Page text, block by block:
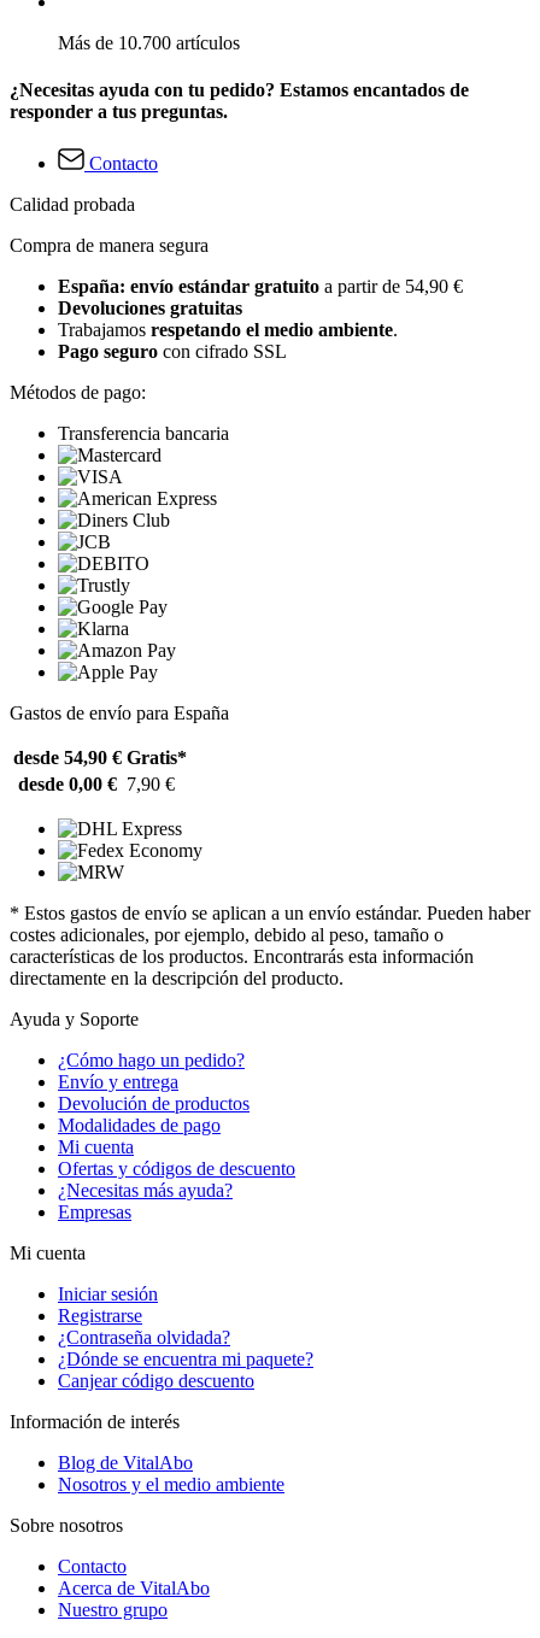
Más de 10.700 artículos
¿Necesitas ayuda con tu pedido? Estamos encantados de
responder a tus preguntas.
Contacto
Calidad probada
Compra de manera segura
España: envío estándar gratuito a partir de 54,90 €
Devoluciones gratuitas
Trabajamos respetando el medio ambiente.
Pago seguro con cifrado SSL
Métodos de pago:
Transferencia bancaria
Gastos de envío para España
desde 54,90 € Gratis*
desde 0,00 € 7,90 €
* Estos gastos de envío se aplican a un envío estándar. Pueden haber
costes adicionales, por ejemplo, debido al peso, tamaño o
características de los productos. Encontrarás esta información
directamente en la descripción del producto.
Ayuda y Soporte
¿Cómo hago un pedido?
Envío y entrega
Devolución de productos
Modalidades de pago
Mi cuenta
Ofertas y códigos de descuento
¿Necesitas más ayuda?
Empresas
Mi cuenta
Iniciar sesión
Registrarse
¿Contraseña olvidada?
¿Dónde se encuentra mi paquete?
Canjear código descuento
Información de interés
Blog de VitalAbo
Nosotros y el medio ambiente
Sobre nosotros
Contacto
Acerca de VitalAbo
Nuestro grupo